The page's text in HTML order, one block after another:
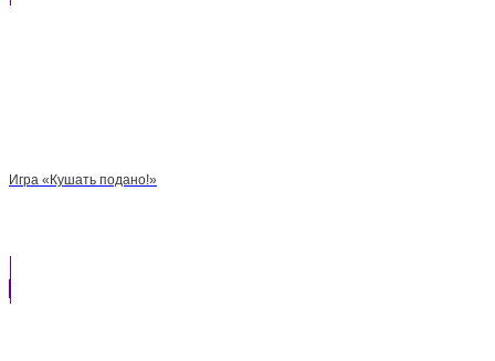
Игра «Кушать подано!»